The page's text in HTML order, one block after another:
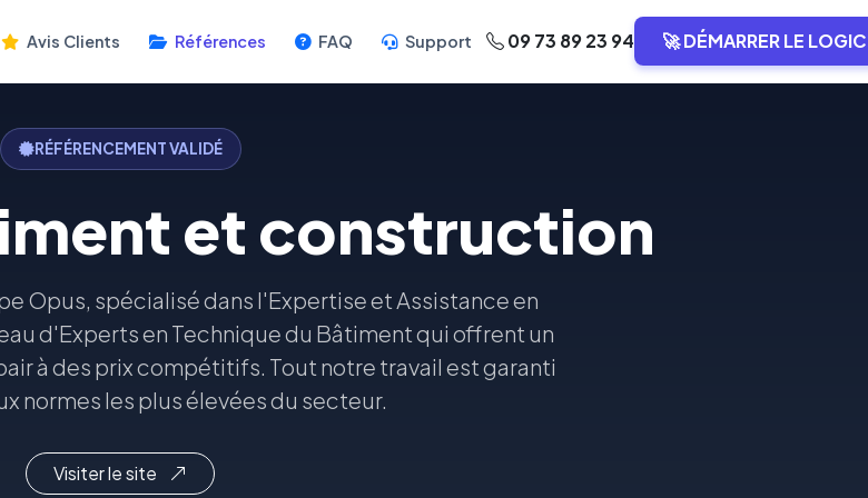
Avis Clients Références FAQ Support 09 73 89 23 94 🚀 DÉMARRER LE
RÉFÉRENCEMENT VALIDÉ
et construction
Opus, spécialisé dans l'Expertise et Assistance en
d'Experts en Technique du Bâtiment qui offrent un
à des prix compétitifs. Tout notre travail est garanti
normes les plus élevées du secteur.
Visiter le site